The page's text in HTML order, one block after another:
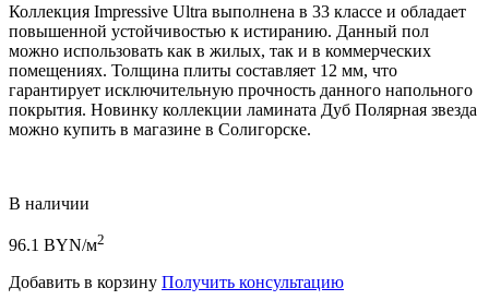
Коллекция Impressive Ultra выполнена в 33 классе и обладает
повышенной устойчивостью к истиранию. Данный пол
можно использовать как в жилых, так и в коммерческих
помещениях. Толщина плиты составляет 12 мм, что
гарантирует исключительную прочность данного напольного
покрытия. Новинку коллекции ламината Дуб Полярная звезда
можно купить в магазине в Солигорске.
В наличии
96.1 BYN/м2
Добавить в корзину Получить консультацию